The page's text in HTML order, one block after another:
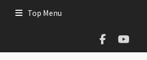
Top Menu